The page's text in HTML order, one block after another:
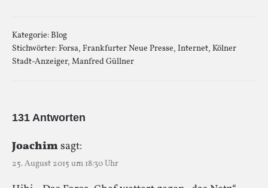
Kategorie:Blog
Stichwörter:Forsa, Frankfurter Neue Presse, Internet, Kölner
Stadt-Anzeiger, Manfred Güllner
131 Antworten
Joachimsagt:
25. August 2015 um 18:30 Uhr